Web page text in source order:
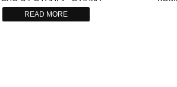
READ MORE